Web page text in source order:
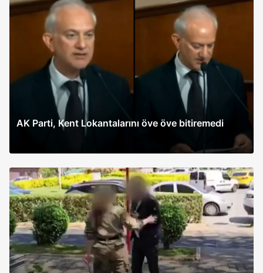
AK Parti, Kent Lokantalarını öve öve bitiremedi